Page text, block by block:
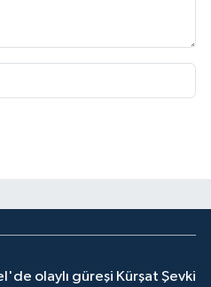
olaylı güreşi Kürşat Şevki